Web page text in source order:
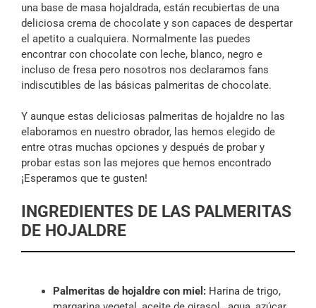
una base de masa hojaldrada, están recubiertas de una
deliciosa crema de chocolate y son capaces de despertar
el apetito a cualquiera. Normalmente las puedes
encontrar con chocolate con leche, blanco, negro e
incluso de fresa pero nosotros nos declaramos fans
indiscutibles de las básicas palmeritas de chocolate.
Y aunque estas deliciosas palmeritas de hojaldre no las
elaboramos en nuestro obrador, las hemos elegido de
entre otras muchas opciones y después de probar y
probar estas son las mejores que hemos encontrado
¡Esperamos que te gusten!
INGREDIENTES DE LAS PALMERITAS
DE HOJALDRE
Palmeritas de hojaldre con miel: Harina de trigo,